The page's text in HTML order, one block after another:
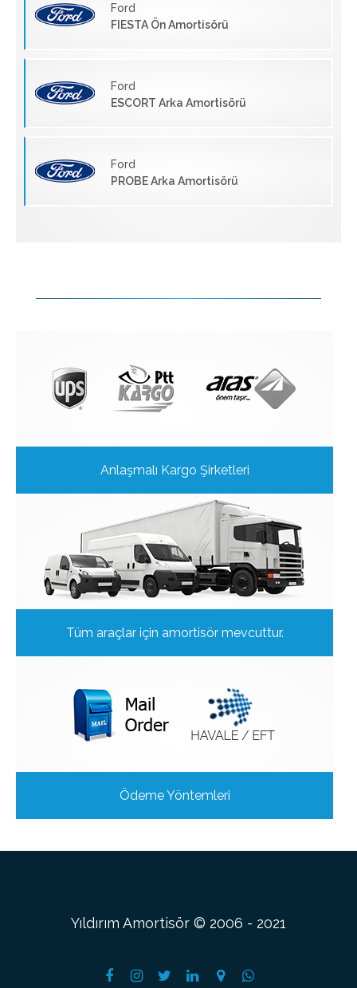
Ford
FIESTA Ön Amortisörü
Ford
ESCORT Arka Amortisörü
Ford
PROBE Arka Amortisörü
Anlaşmalı Kargo Şirketleri
Tüm araçlar için amortisör mevcuttur.
Ödeme Yöntemleri
Yıldırım Amortisör © 2006 - 2021